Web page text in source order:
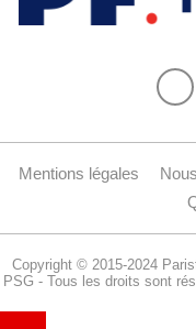
Mentions légales
Copyright © 2015-2024
PSG - Tous les droits sont